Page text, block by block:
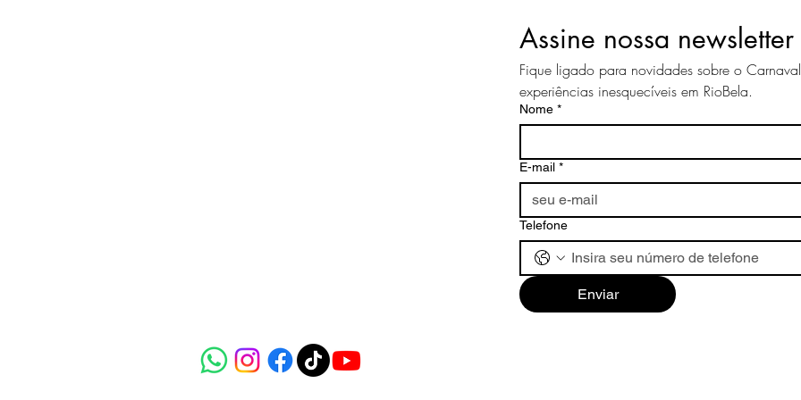
Assine nossa newsletter
Fique ligado para novidades sobre o
experiências inesquecíveis em RioBela.
Nome *
E-mail *
Telefone
Enviar